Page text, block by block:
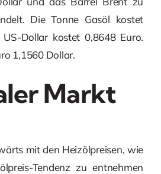
Die Tonne Gasöl kostet
Dollar kostet 0,8648 Euro.
1,1560 Dollar.
Markt
mit den Heizölpreisen, wie
Tendenz zu entnehmen